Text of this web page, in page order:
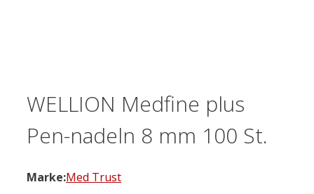
WELLION Medfine plus
Pen-nadeln 8 mm 100 St.
Marke:Med Trust